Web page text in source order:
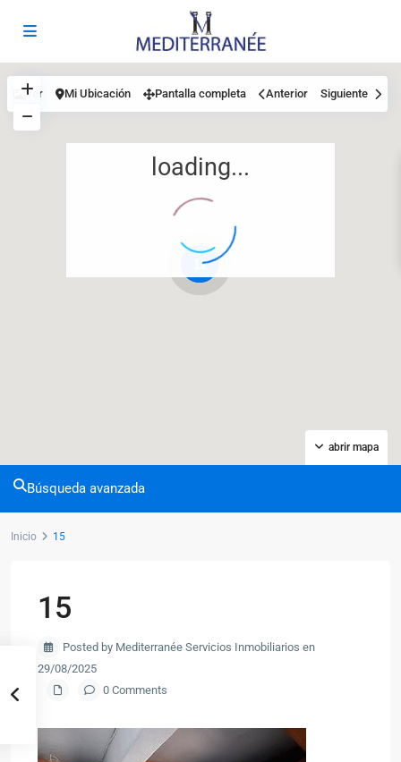
12
loading...
abrir mapa
Ver Mi Ubicación Pantalla completa Anterior Siguiente
Búsqueda avanzada
Inicio 15
15
Posted by Mediterranée Servicios Inmobiliarios en
29/08/2025
0 Comments